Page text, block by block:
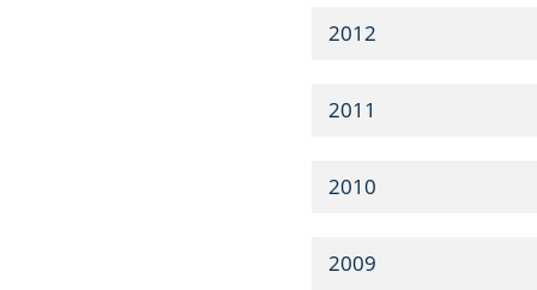
2012
2011
2010
2009